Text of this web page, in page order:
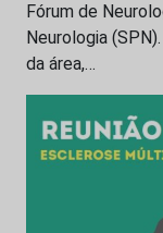
Fórum de
Neurologia
da área,…